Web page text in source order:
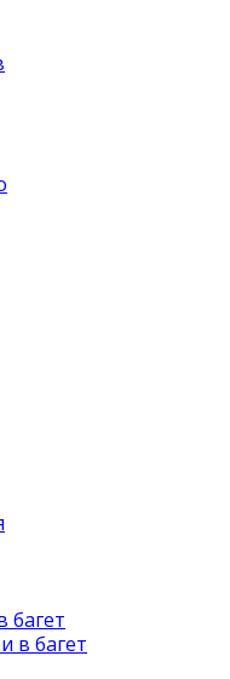
багет
в багет